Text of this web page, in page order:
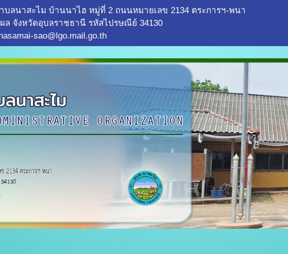
บลนาสะไม บ้านนาไฮ หมู่ที่ 2 ถนนหมายเลข 2134 ตระการฯ-พนา
ล จังหวัดอุบลราชธานี รหัสไปรษณีย์ 34130
sao@lgo.mail.go.th